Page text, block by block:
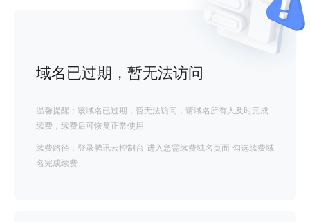
域名已过期，暂无法访问
温馨提醒：该域名已过期，暂无法访问，请域名所有人及时完成
续费，续费后可恢复正常使用
续费路径：登录腾讯云控制台-进入急需续费域名页面-勾选续费域
名完成续费